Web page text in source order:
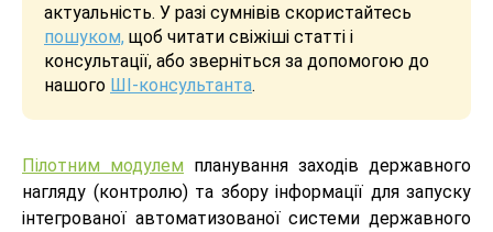
актуальність. У разі сумнівів скористайтесь
пошуком, щоб читати свіжіші статті і
консультації, або зверніться за допомогою до
нашого ШІ-консультанта.
Пілотним модулем планування заходів державного
нагляду (контролю) та збору інформації для запуску
інтегрованої автоматизованої системи державного